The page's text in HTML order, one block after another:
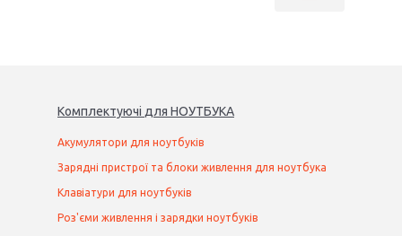
Комплектуючі для НОУТБУКА
Акумулятори для ноутбуків
Зарядні пристрої та блоки живлення для ноутбука
Клавіатури для ноутбуків
Роз'єми живлення і зарядки ноутбуків